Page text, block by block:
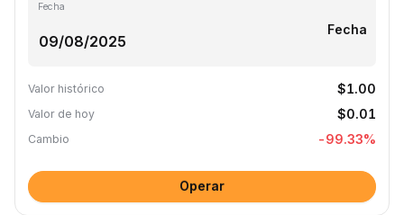
Fecha
Fecha
Valor histórico $1.00
Valor de hoy $0.01
Cambio -99.33%
Operar